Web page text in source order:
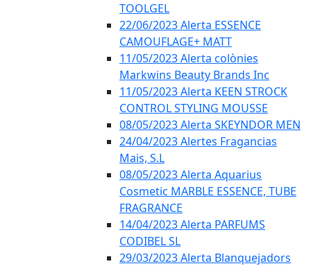
TOOLGEL
22/06/2023 Alerta ESSENCE
CAMOUFLAGE+ MATT
11/05/2023 Alerta colònies
Markwins Beauty Brands Inc
11/05/2023 Alerta KEEN STROCK
CONTROL STYLING MOUSSE
08/05/2023 Alerta SKEYNDOR MEN
24/04/2023 Alertes Fragancias
Mais, S.L
08/05/2023 Alerta Aquarius
Cosmetic MARBLE ESSENCE, TUBE
FRAGRANCE
14/04/2023 Alerta PARFUMS
CODIBEL SL
29/03/2023 Alerta Blanquejadors